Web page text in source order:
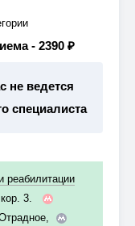
- 2390 ₽
не ведется
специалиста
реабилитации
3.
,